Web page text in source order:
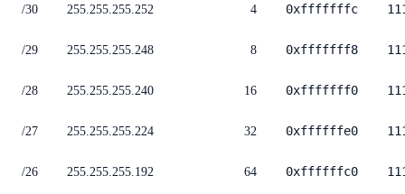
/30 255.255.255.252 4 0xfffffffc
/29 255.255.255.248 8 0xfffffff8
/28 255.255.255.240 16 0xfffffff0
/27 255.255.255.224 32 0xffffffe0
/26 255.255.255.192 64 0xffffffc0